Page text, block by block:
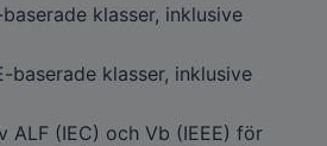
klasser, inklusive
baserade klasser, inklusive
ALF (IEC) och Vb (IEEE) för